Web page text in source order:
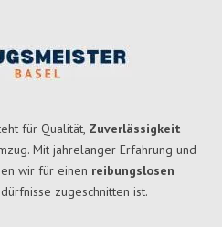
für Qualität, Zuverlässigkeit
Mit jahrelanger Erfahrung und
wir für einen reibungslosen
zugeschnitten ist.